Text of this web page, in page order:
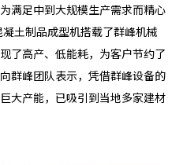
满足中到大规模生产需求而精心
土制品成型机搭载了群峰机械
了高产、低能耗，为客户节约了
群峰团队表示，凭借群峰设备的
大产能，已吸引到当地多家建材